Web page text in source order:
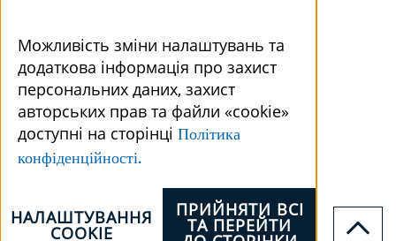
Можливість зміни налаштувань та
додаткова інформація про захист
персональних даних, захист
авторських прав та файли «cookie»
доступні на сторінці Політика
конфіденційності.
ПРИЙНЯТИ ВСІ
ТА ПЕРЕЙТИ
НАЛАШТУВАННЯ
COOKIE